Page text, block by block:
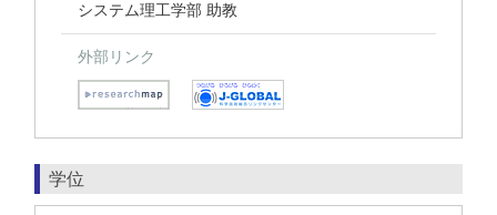
システム理工学部 助教
外部リンク
学位